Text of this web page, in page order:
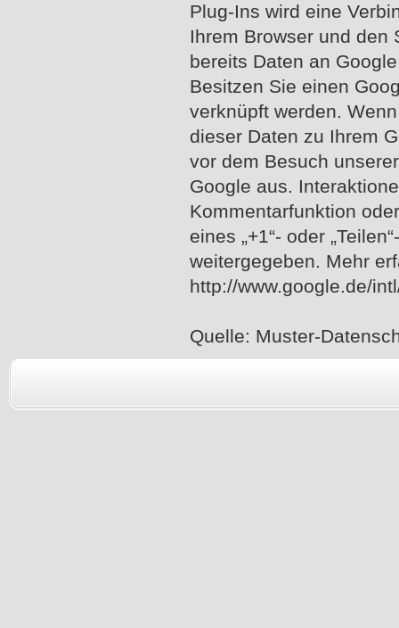
Plug-Ins wird eine
Ihrem Browser und den
bereits Daten an
Besitzen Sie einen
verknüpft werden.
dieser Daten zu Ihrem
vor dem Besuch
Google aus.
Kommentarfunktion
eines „+1“- oder
weitergegeben. Mehr
http://www.google.de/
Quelle: Muster-